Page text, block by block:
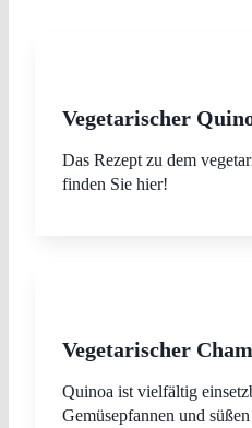
Vegetarischer
Das Rezept zu dem
finden Sie hier!
Vegetarischer
Quinoa ist vielfältig
Gemüsepfannen und